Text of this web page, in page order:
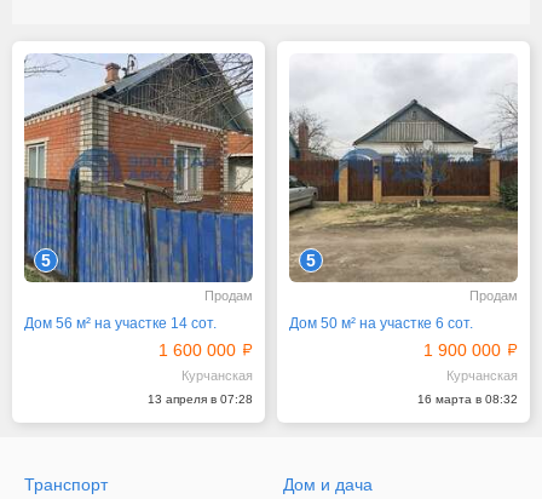
5
Продам
Дом 56 м² на участке 14 сот.
1 600 000
Курчанская
13 апреля в 07:28
5
Продам
Дом 50 м² на участке 6 сот.
1 900 000
Курчанская
16 марта в 08:32
Транспорт Дом и дача